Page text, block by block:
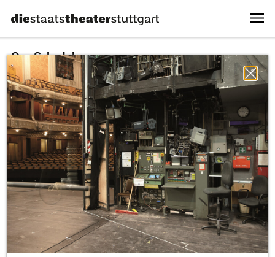
Our Schedule
09.08.2026 All sectors All productions
All locations
Fri, 11.09.2026